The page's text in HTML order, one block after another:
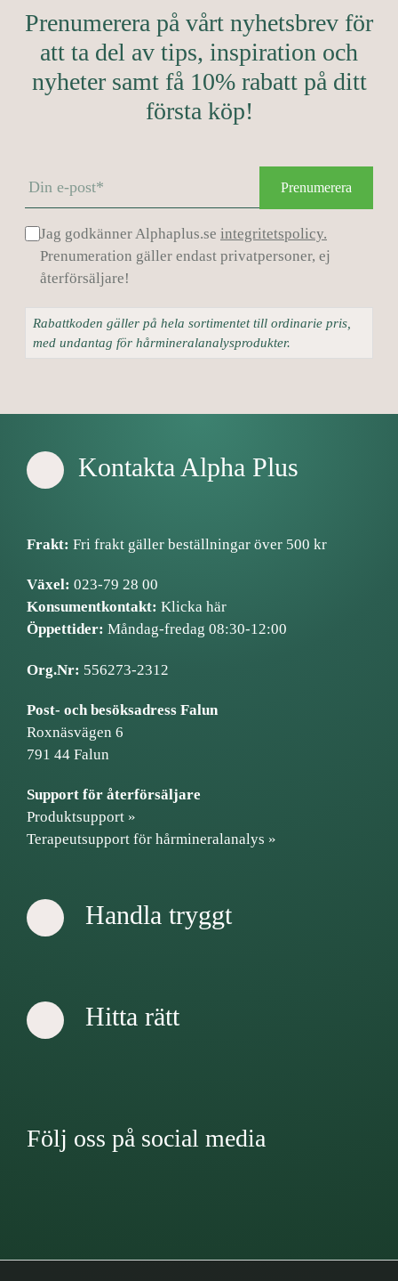
Prenumerera på vårt nyhetsbrev för
att ta del av tips, inspiration och
nyheter samt få 10% rabatt på ditt
första köp!
Jag godkänner Alphaplus.se integritetspolicy.
Prenumeration gäller endast privatpersoner, ej
återförsäljare!
Rabattkoden gäller på hela sortimentet till ordinarie pris,
med undantag för hårmineralanalysprodukter.
Prenumerera
Kontakta Alpha Plus
Frakt: Fri frakt gäller beställningar över 500 kr
Växel: 023-79 28 00
Konsumentkontakt: Klicka här
Öppettider: Måndag-fredag 08:30-12:00
Org.Nr: 556273-2312
Post- och besöksadress Falun
Roxnäsvägen 6
791 44 Falun
Support för återförsäljare
Produktsupport »
Terapeutsupport för hårmineralanalys »
Handla tryggt
Hitta rätt
Följ oss på social media